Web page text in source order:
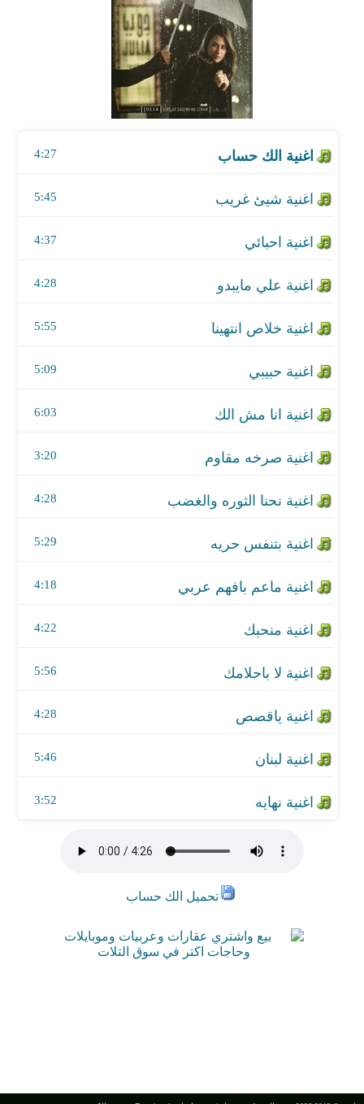
اغنية الك حساب
4:27
اغنية شيئ غريب
5:45
اغنية احبائي
4:37
اغنية علي مايبدو
4:28
اغنية خلاص انتهينا
5:55
5:09
6:03
3:20
اغنية نحنا الثوره والغضب
4:28
اغنية بتنفس حريه
5:29
اغنية ماعم بافهم عربي
4:18
اغنية منحبك
4:22
5:56
4:28
اغنية لبنان
5:46
اغنية نهايه
3:52
تحميل الك حساب